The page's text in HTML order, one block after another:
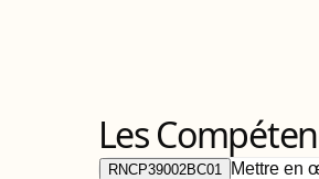
Les
RNCP39002BC01 Mettre en